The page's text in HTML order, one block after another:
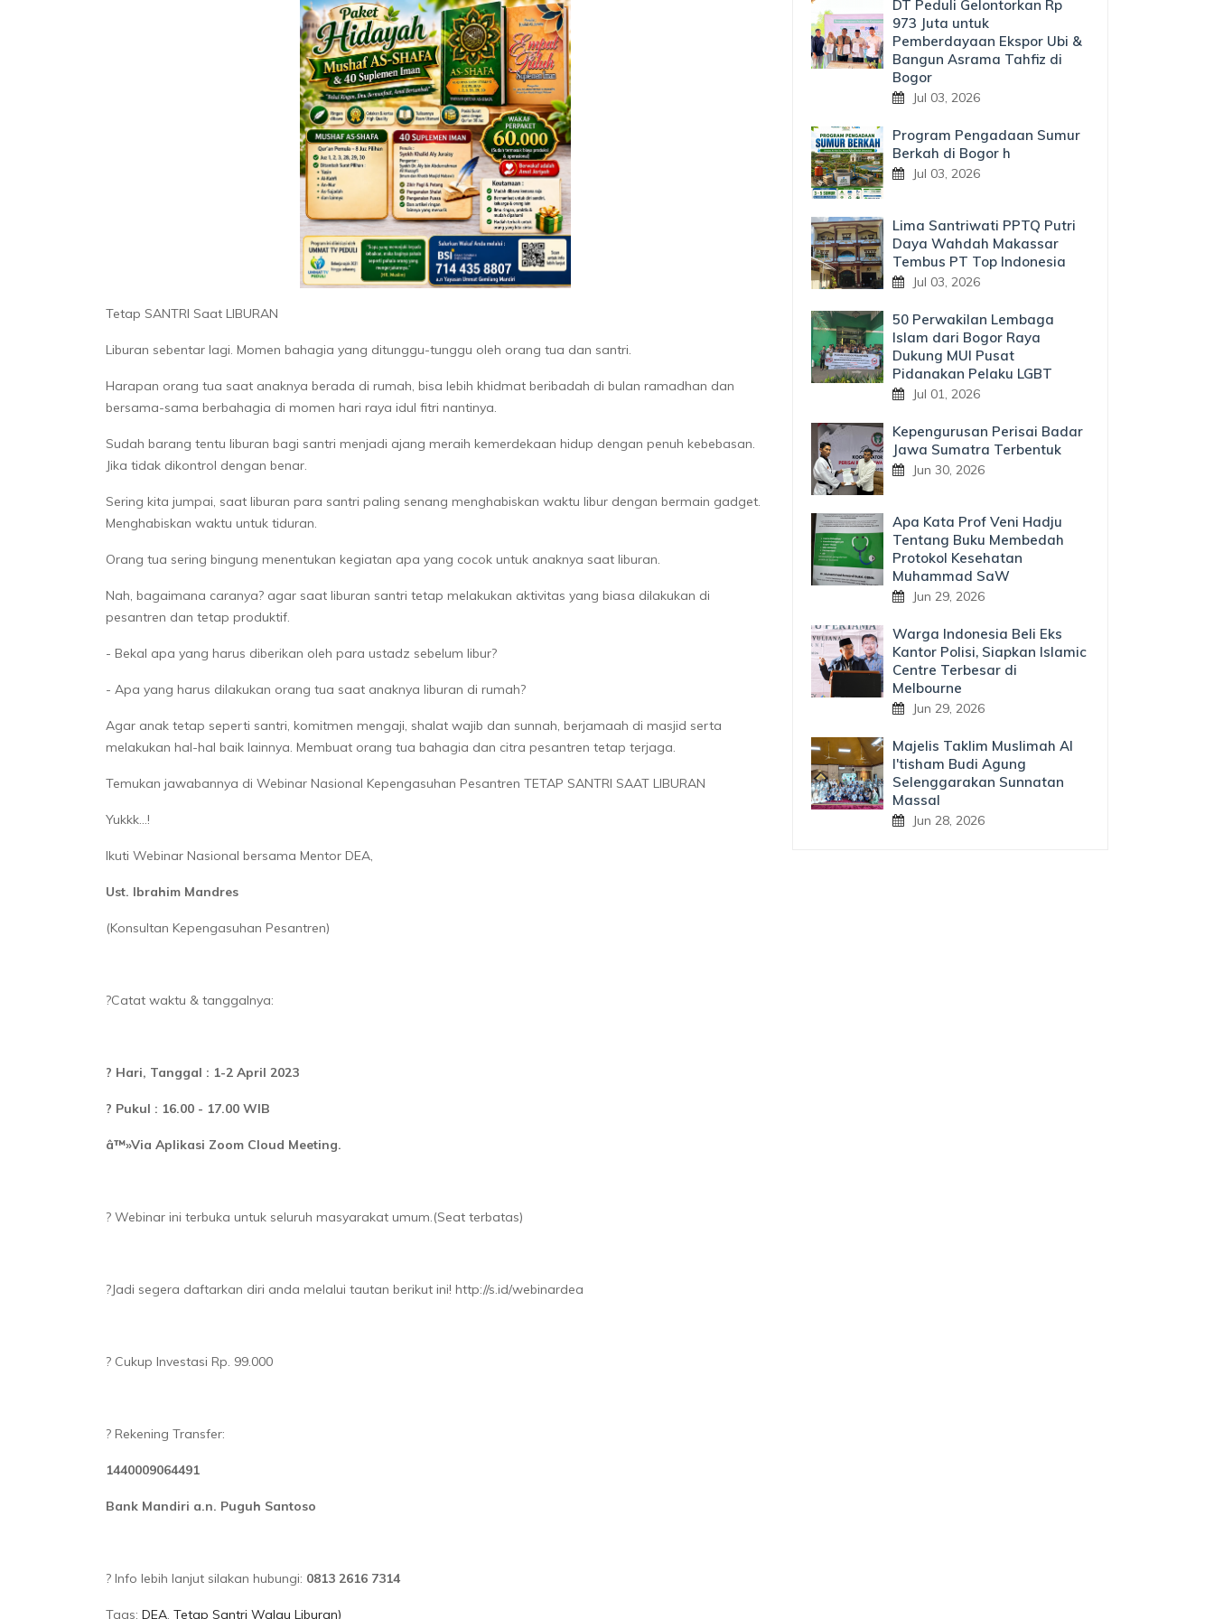
Tetap SANTRI Saat LIBURAN
Liburan sebentar lagi. Momen bahagia yang ditunggu-tunggu oleh orang tua dan santri.
Harapan orang tua saat anaknya berada di rumah, bisa lebih khidmat beribadah di bulan ramadhan dan
bersama-sama berbahagia di momen hari raya idul fitri nantinya.
Sudah barang tentu liburan bagi santri menjadi ajang meraih kemerdekaan hidup dengan penuh kebebasan.
Jika tidak dikontrol dengan benar.
Sering kita jumpai, saat liburan para santri paling senang menghabiskan waktu libur dengan bermain gadget.
Menghabiskan waktu untuk tiduran.
Orang tua sering bingung menentukan kegiatan apa yang cocok untuk anaknya saat liburan.
Nah, bagaimana caranya? agar saat liburan santri tetap melakukan aktivitas yang biasa dilakukan di
pesantren dan tetap produktif.
- Bekal apa yang harus diberikan oleh para ustadz sebelum libur?
- Apa yang harus dilakukan orang tua saat anaknya liburan di rumah?
Agar anak tetap seperti santri, komitmen mengaji, shalat wajib dan sunnah, berjamaah di masjid serta
melakukan hal-hal baik lainnya. Membuat orang tua bahagia dan citra pesantren tetap terjaga.
Temukan jawabannya di Webinar Nasional Kepengasuhan Pesantren TETAP SANTRI SAAT LIBURAN
Yukkk...!
Ikuti Webinar Nasional bersama Mentor DEA,
Ust. Ibrahim Mandres
(Konsultan Kepengasuhan Pesantren)
?Catat waktu & tanggalnya:
? Hari, Tanggal : 1-2 April 2023
? Pukul : 16.00 - 17.00 WIB
â™»Via Aplikasi Zoom Cloud Meeting.
? Webinar ini terbuka untuk seluruh masyarakat umum.(Seat terbatas)
?Jadi segera daftarkan diri anda melalui tautan berikut ini! http://s.id/webinardea
? Cukup Investasi Rp. 99.000
? Rekening Transfer:
1440009064491
Bank Mandiri a.n. Puguh Santoso
? Info lebih lanjut silakan hubungi: 0813 2616 7314
Tags: DEA, Tetap Santri Walau Liburan)
DT Peduli Gelontorkan Rp
973 Juta untuk
Pemberdayaan Ekspor Ubi &
Bangun Asrama Tahfiz di
Bogor
Jul 03, 2026
Program Pengadaan Sumur
Berkah di Bogor h
Jul 03, 2026
Lima Santriwati PPTQ Putri
Daya Wahdah Makassar
Tembus PT Top Indonesia
Jul 03, 2026
50 Perwakilan Lembaga
Islam dari Bogor Raya
Dukung MUI Pusat
Pidanakan Pelaku LGBT
Jul 01, 2026
Kepengurusan Perisai Badar
Jawa Sumatra Terbentuk
Jun 30, 2026
Apa Kata Prof Veni Hadju
Tentang Buku Membedah
Protokol Kesehatan
Muhammad SaW
Jun 29, 2026
Warga Indonesia Beli Eks
Kantor Polisi, Siapkan Islamic
Centre Terbesar di
Melbourne
Jun 29, 2026
Majelis Taklim Muslimah Al
I'tisham Budi Agung
Selenggarakan Sunnatan
Massal
Jun 28, 2026